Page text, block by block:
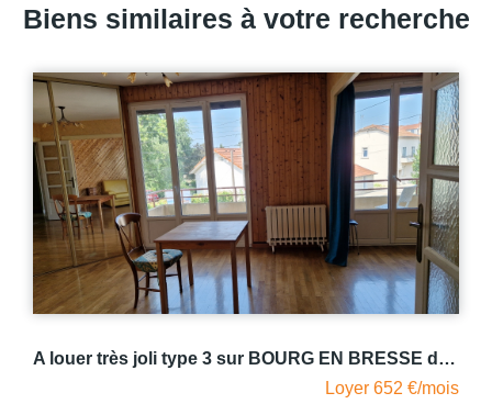
Biens similaires à votre recherche
A LOUER SUPERBE TYPE 2 AU COEUR DE LA PLACE DE LA GRENOUILLERE- BOURG EN BRESSE
Loyer 785 €/mois